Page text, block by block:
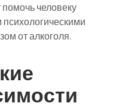
человеку
от алкоголя.